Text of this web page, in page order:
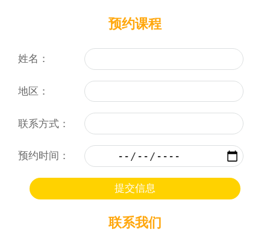
预约课程
姓名：
地区：
联系方式：
预约时间：
联系我们